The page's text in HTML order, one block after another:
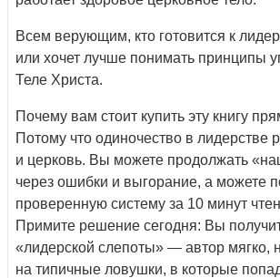
Всем верующим, кто готовится к
или хочет лучше понимать принципы
Теле Христа.
Почему вам стоит купить эту книгу
Потому что одиночество в лидерстве
и церковь. Вы можете продолжать
через ошибки и выгорание, а можете
проверенную систему за 10 минут
Примите решение сегодня: Вы
«лидерской слепоты» — автор мягко,
на типичные ловушки, в которые